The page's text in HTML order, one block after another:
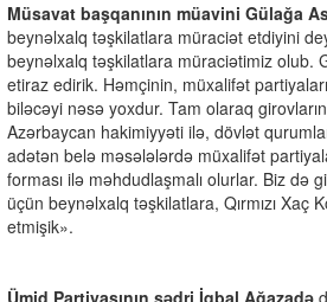
Müsavat başqanının müavini Gülağa
beynəlxalq təşkilatlara müraciət etdiyini
beynəlxalq təşkilatlara müraciətimiz olub.
etiraz edirik. Həmçinin, müxalifət
biləcəyi nəsə yoxdur. Tam olaraq
Azərbaycan hakimiyyəti ilə, dövlət
adətən belə məsələlərdə müxalifət
forması ilə məhdudlaşmalı olurlar. Biz də
üçün beynəlxalq təşkilatlara, Qırmızı Xaç
etmişik».